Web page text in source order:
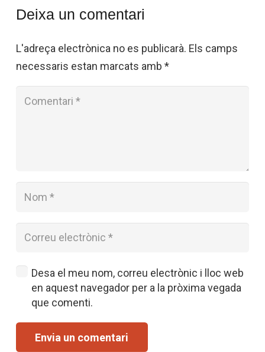
Deixa un comentari
L'adreça electrònica no es publicarà. Els camps
necessaris estan marcats amb *
Desa el meu nom, correu electrònic i lloc web
en aquest navegador per a la pròxima vegada
que comenti.
Envia un comentari